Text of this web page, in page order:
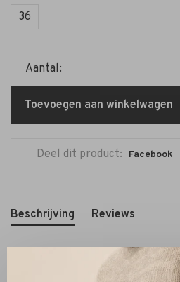
36
Aantal:
Toevoegen aan winkelwagen
Deel dit product: Facebook
Beschrijving Reviews